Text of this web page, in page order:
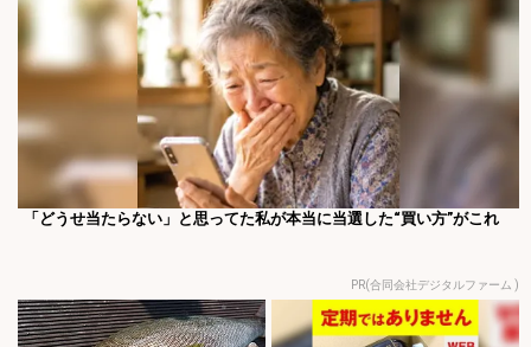
「どうせ当たらない」と思ってた私が本当に当選した“買い方”がこれ
PR(合同会社デジタルファーム )